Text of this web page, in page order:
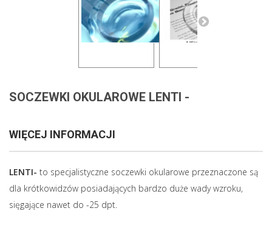
SOCZEWKI OKULAROWE LENTI -
WIĘCEJ INFORMACJI
LENTI- to specjalistyczne soczewki okularowe przeznaczone są
dla krótkowidzów posiadających bardzo duże wady wzroku,
sięgające nawet do -25 dpt.